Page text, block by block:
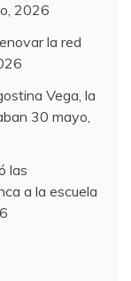
2026
la red
Vega, la
30 mayo,
las
a la escuela